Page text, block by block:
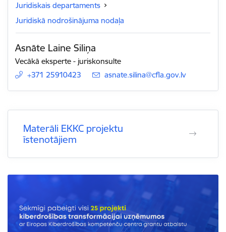
Juridiskais departaments
Juridiskā nodrošinājuma nodaļa
Asnāte Laine Siliņa
Vecākā eksperte - juriskonsulte
+371 25910423
E-pasts:
asnate.silina@cfla.gov.lv
Materāli EKKC projektu
īstenotājiem